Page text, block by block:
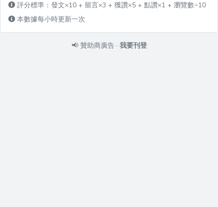
評分標準：發文×10 + 留言×3 + 獲讚×5 + 點讚×1 + 瀏覽數÷10
本數據每小時更新一次
📢 贊助商廣告 · 我要刊登